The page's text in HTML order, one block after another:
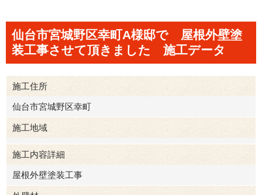
仙台市宮城野区幸町A様邸で 屋根外壁塗
装工事させて頂きました 施工データ
施工住所
仙台市宮城野区幸町
施工地域
施工内容詳細
屋根外壁塗装工事